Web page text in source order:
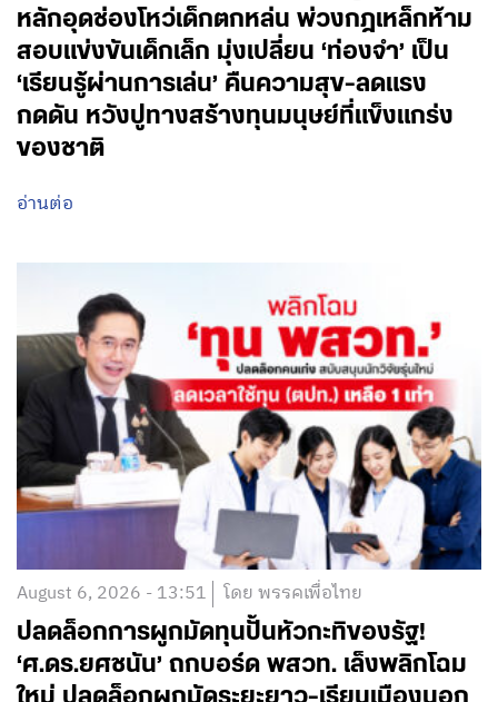
หลักอุดช่องโหว่เด็กตกหล่น พ่วงกฎเหล็กห้าม
สอบแข่งขันเด็กเล็ก มุ่งเปลี่ยน ‘ท่องจำ’ เป็น
‘เรียนรู้ผ่านการเล่น’ คืนความสุข-ลดแรง
กดดัน หวังปูทางสร้างทุนมนุษย์ที่แข็งแกร่ง
ของชาติ
อ่านต่อ
August 6, 2026 - 13:51 โดย พรรคเพื่อไทย
ปลดล็อกการผูกมัดทุนปั้นหัวกะทิของรัฐ!
‘ศ.ดร.ยศชนัน’ ถกบอร์ด พสวท. เล็งพลิกโฉม